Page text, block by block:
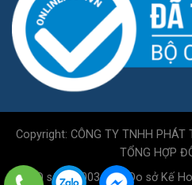
Copyright: CÔNG TY TNHH PHÁT
TỔNG HỢP
GPKD số 0110034717 Do sở Kế